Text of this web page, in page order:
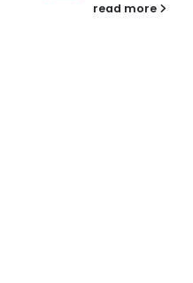
read more